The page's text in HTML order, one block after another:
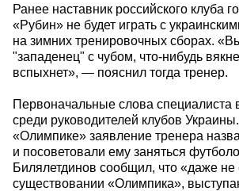
Ранее наставник российского клуба
«Рубин» не будет играть с
на зимних тренировочных сборах.
"западенец" с чубом, что-нибудь
вспыхнет», — пояснил тогда тренер.
Первоначальные слова специалиста
среди руководителей клубов
«Олимпике» заявление тренера
и посоветовали ему заняться
Билялетдинов сообщил, что «даже
существовании «Олимпика»,